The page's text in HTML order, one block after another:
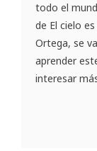
todo el
de El cielo
Ortega, se
aprender
interesar